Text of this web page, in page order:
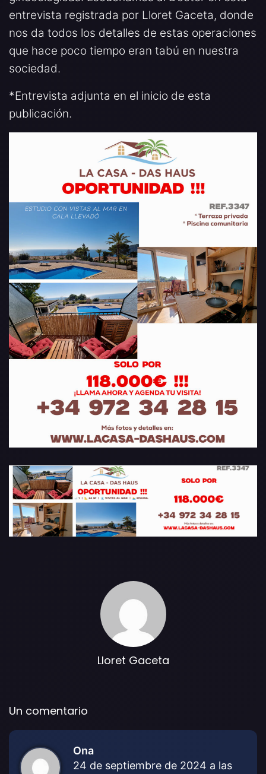
entrevista registrada por Lloret Gaceta, donde
nos da todos los detalles de estas operaciones
que hace poco tiempo eran tabú en nuestra
sociedad.
*Entrevista adjunta en el inicio de esta
publicación.
Lloret Gaceta
Un comentario
Ona
i
24 de septiembre de 2024 a las